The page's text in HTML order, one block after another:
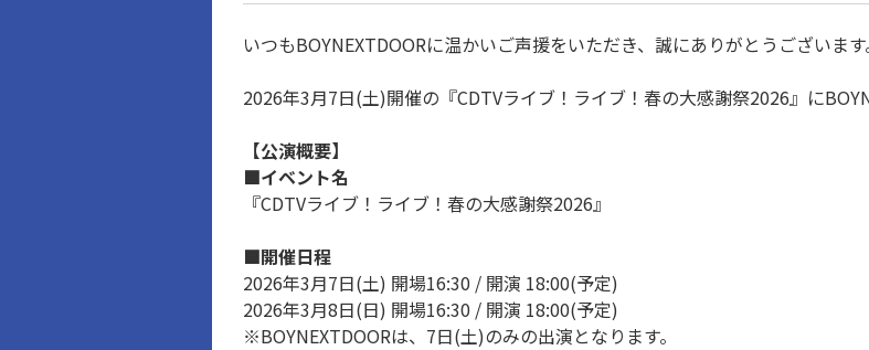
いつもBOYNEXTDOORに温かいご声援をいただき、誠にありがとうございます
2026年3月7日(土)開催の『CDTVライブ！ライブ！春の大感謝祭2026』に
【公演概要】
■イベント名
『CDTVライブ！ライブ！春の大感謝祭2026』
■開催日程
2026年3月7日(土) 開場16:30 / 開演 18:00(予定)
2026年3月8日(日) 開場16:30 / 開演 18:00(予定)
※BOYNEXTDOORは、7日(土)のみの出演となります。